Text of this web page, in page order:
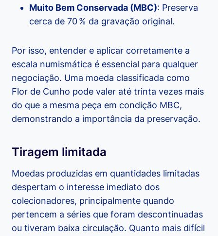
Muito Bem Conservada (MBC): Preserva
cerca de 70 % da gravação original.
Por isso, entender e aplicar corretamente a
escala numismática é essencial para qualquer
negociação. Uma moeda classificada como
Flor de Cunho pode valer até trinta vezes mais
do que a mesma peça em condição MBC,
demonstrando a importância da preservação.
Tiragem limitada
Moedas produzidas em quantidades limitadas
despertam o interesse imediato dos
colecionadores, principalmente quando
pertencem a séries que foram descontinuadas
ou tiveram baixa circulação. Quanto mais difícil